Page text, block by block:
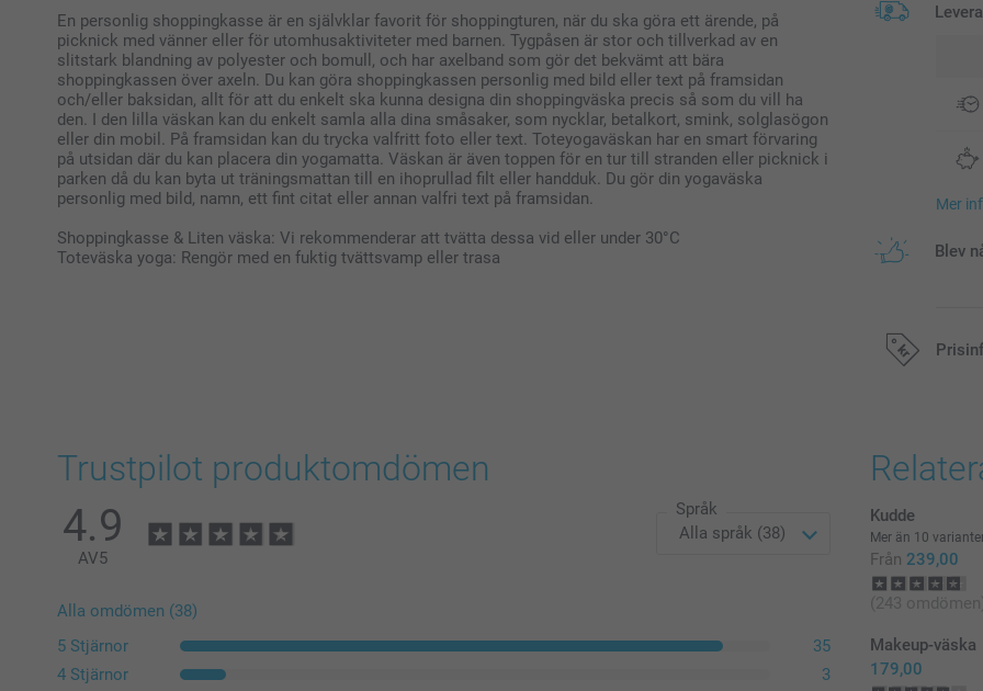
En personlig shoppingkasse är en självklar favorit för shoppingturen, när du ska göra ett ärende, på
picknick med vänner eller för utomhusaktiviteter med barnen. Tygpåsen är stor och tillverkad av en
slitstark blandning av polyester och bomull, och har axelband som gör det bekvämt att bära
shoppingkassen över axeln. Du kan göra shoppingkassen personlig med bild eller text på framsidan
och/eller baksidan, allt för att du enkelt ska kunna designa din shoppingväska precis så som du vill ha
den. I den lilla väskan kan du enkelt samla alla dina småsaker, som nycklar, betalkort, smink, solglasögon
eller din mobil. På framsidan kan du trycka valfritt foto eller text. Toteyogaväskan har en smart förvaring
på utsidan där du kan placera din yogamatta. Väskan är även toppen för en tur till stranden eller picknick i
parken då du kan byta ut träningsmattan till en ihoprullad filt eller handduk. Du gör din yogaväska
personlig med bild, namn, ett fint citat eller annan valfri text på framsidan.
Shoppingkasse & Liten väska: Vi rekommenderar att tvätta dessa vid eller under 30°C
Toteväska yoga: Rengör med en fuktig tvättsvamp eller trasa
Mer
Blev
Trustpilot produktomdömen
4.9
AV5
Språk
Alla omdömen (38)
5 Stjärnor
35
4 Stjärnor
3
Kudde
Mer än 10
Från 239,00
(243
Makeup-väska
179,00